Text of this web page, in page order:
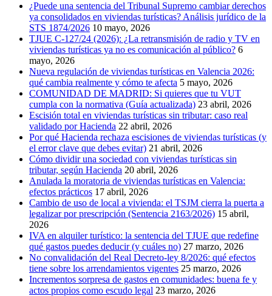
¿Puede una sentencia del Tribunal Supremo cambiar derechos
ya consolidados en viviendas turísticas? Análisis jurídico de la
STS 1874/2026 10 mayo, 2026
TJUE C-127/24 (2026): ¿La retransmisión de radio y TV en
viviendas turísticas ya no es comunicación al público? 6
mayo, 2026
Nueva regulación de viviendas turísticas en Valencia 2026:
qué cambia realmente y cómo te afecta 5 mayo, 2026
COMUNIDAD DE MADRID: Si quieres que tu VUT
cumpla con la normativa (Guía actualizada) 23 abril, 2026
Escisión total en viviendas turísticas sin tributar: caso real
validado por Hacienda 22 abril, 2026
Por qué Hacienda rechaza escisiones de viviendas turísticas (y
el error clave que debes evitar) 21 abril, 2026
Cómo dividir una sociedad con viviendas turísticas sin
tributar, según Hacienda 20 abril, 2026
Anulada la moratoria de viviendas turísticas en Valencia:
efectos prácticos 17 abril, 2026
Cambio de uso de local a vivienda: el TSJM cierra la puerta a
legalizar por prescripción (Sentencia 2163/2026) 15 abril,
2026
IVA en alquiler turístico: la sentencia del TJUE que redefine
qué gastos puedes deducir (y cuáles no) 27 marzo, 2026
No convalidación del Real Decreto-ley 8/2026: qué efectos
tiene sobre los arrendamientos vigentes 25 marzo, 2026
Incrementos sorpresa de gastos en comunidades: buena fe y
actos propios como escudo legal 23 marzo, 2026